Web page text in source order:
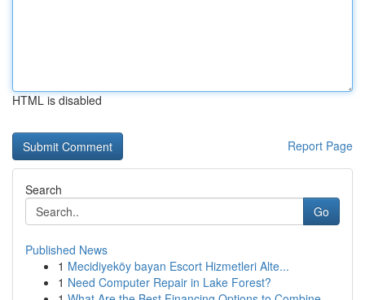
HTML is disabled
Report Page
Search
Go
Published News
1 Mecidiyeköy bayan Escort Hizmetleri Alte...
1 Need Computer Repair in Lake Forest?